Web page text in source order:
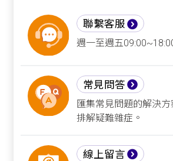
聯繫客服
週一至週五
常見問答
匯集常見問題的解決
排解疑難雜症。
線上留言